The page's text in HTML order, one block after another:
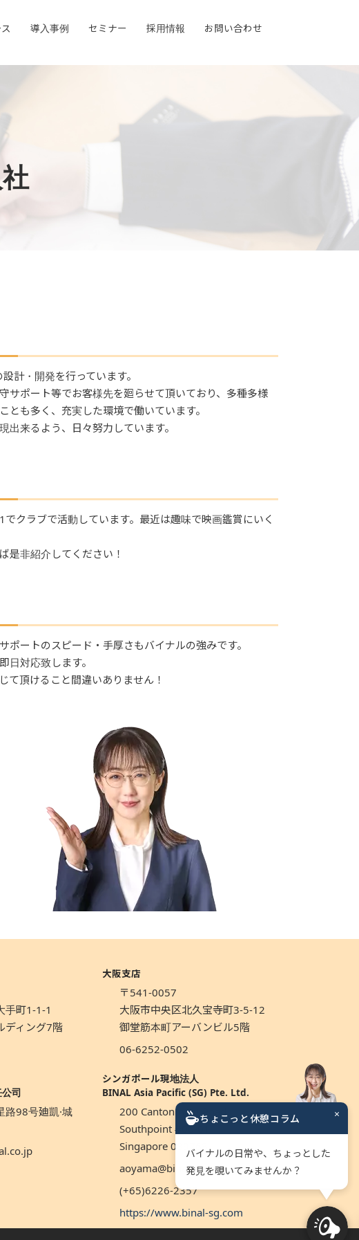
導入事例
導入事例 セミナー
セミナー 採用情報
採用情報 お問い合わせ
お問い合わせ
計・開発を行っています。
サポート等でお客様先を廻らせて頂いており、多種多様
とも多く、充実した環境で働いています。
出来るよう、日々努力しています。
クラブで活動しています。最近は趣味で映画鑑賞にいく
是非紹介してください！
ポートのスピード・手厚さもバイナルの強みです。
日対応致します。
て頂けること間違いありません！
手町1-1-1
ディング7階
大阪支店
〒541-0057
大阪市中央区北久宝寺町3-5-12
御堂筋本町アーバンビル5階
06-6252-0502
司
路98号廸凱·城
シンガポール現地法人
BINAL Asia Pacific (SG) Pte. Ltd.
200 Cantonment Road,
Southpoint #06-01
Singapore 089763
aoyama@binal.co.jp
(+65)6226-2357
https://www.binal-sg.com
×
ちょこっと休憩コラム
バイナルの日常や、ちょっとした
発見を覗いてみませんか？